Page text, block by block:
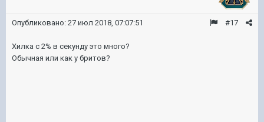
#17
Опубликовано: 27 июл 2018, 07:07:51
Хилка с 2% в секунду это много?
Обычная или как у бритов?